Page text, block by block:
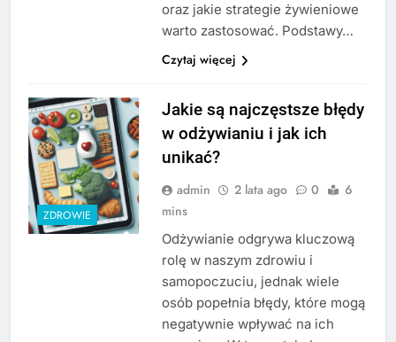
oraz jakie strategie żywieniowe
warto zastosować. Podstawy…
Czytaj więcej
ZDROWIE
Jakie są najczęstsze błędy
w odżywianiu i jak ich
unikać?
admin 2 lata ago 0
6
mins
Odżywianie odgrywa kluczową
rolę w naszym zdrowiu i
samopoczuciu, jednak wiele
osób popełnia błędy, które mogą
negatywnie wpływać na ich